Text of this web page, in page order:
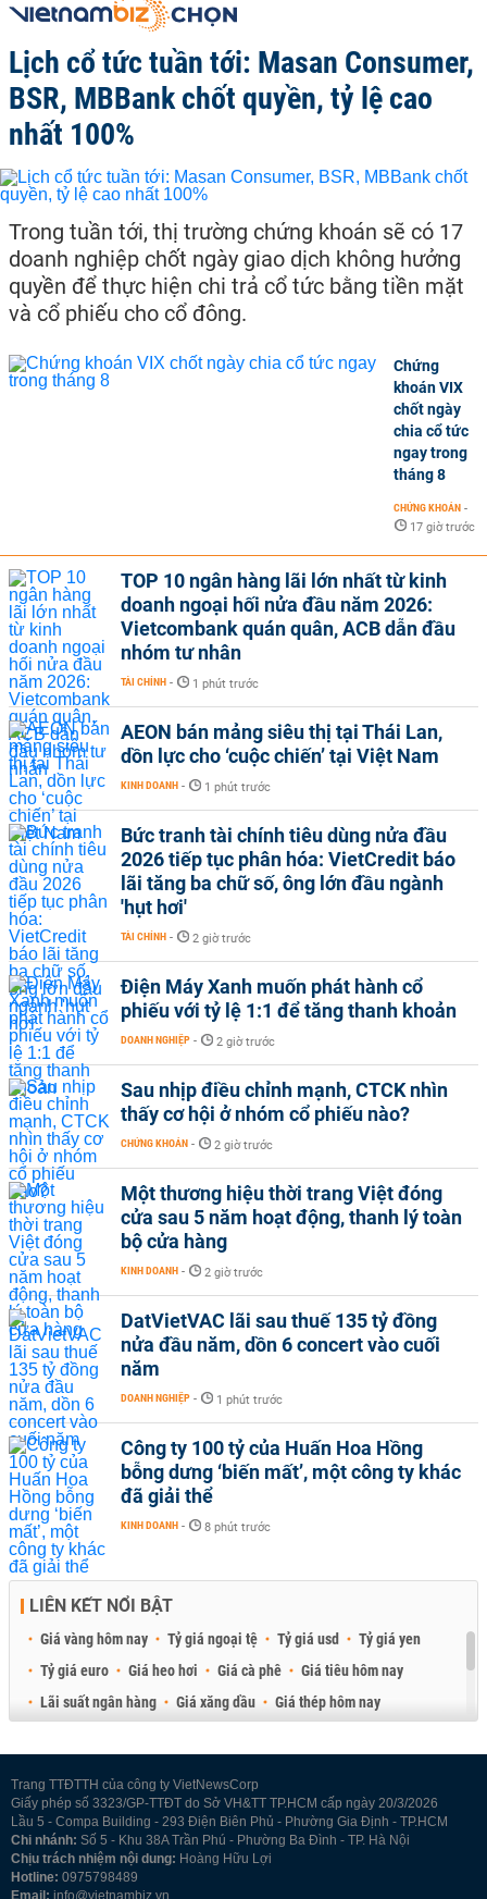
Lịch cổ tức tuần tới: Masan Consumer,
BSR, MBBank chốt quyền, tỷ lệ cao
nhất 100%
Trong tuần tới, thị trường chứng khoán sẽ có 17
doanh nghiệp chốt ngày giao dịch không hưởng
quyền để thực hiện chi trả cổ tức bằng tiền mặt
và cổ phiếu cho cổ đông.
Chứng
khoán VIX
chốt ngày
chia cổ tức
ngay trong
tháng 8
CHỨNG KHOÁN -
17 giờ trước
TOP 10 ngân hàng lãi lớn nhất từ kinh
doanh ngoại hối nửa đầu năm 2026:
Vietcombank quán quân, ACB dẫn đầu
nhóm tư nhân
TÀI CHÍNH - 1 phút trước
AEON bán mảng siêu thị tại Thái Lan,
dồn lực cho ‘cuộc chiến’ tại Việt Nam
KINH DOANH - 1 phút trước
Bức tranh tài chính tiêu dùng nửa đầu
2026 tiếp tục phân hóa: VietCredit báo
lãi tăng ba chữ số, ông lớn đầu ngành
'hụt hơi'
TÀI CHÍNH - 2 giờ trước
Điện Máy Xanh muốn phát hành cổ
phiếu với tỷ lệ 1:1 để tăng thanh khoản
DOANH NGHIỆP - 2 giờ trước
Sau nhịp điều chỉnh mạnh, CTCK nhìn
thấy cơ hội ở nhóm cổ phiếu nào?
CHỨNG KHOÁN - 2 giờ trước
Một thương hiệu thời trang Việt đóng
cửa sau 5 năm hoạt động, thanh lý toàn
bộ cửa hàng
KINH DOANH - 2 giờ trước
DatVietVAC lãi sau thuế 135 tỷ đồng
nửa đầu năm, dồn 6 concert vào cuối
năm
DOANH NGHIỆP - 1 phút trước
Công ty 100 tỷ của Huấn Hoa Hồng
bỗng dưng ‘biến mất’, một công ty khác
đã giải thể
KINH DOANH - 8 phút trước
LIÊN KẾT NỔI BẬT
Giá vàng hôm nay Tỷ giá ngoại tệ Tỷ giá usd
Tỷ giá yen
Tỷ giá euro
Giá heo hơi Giá cà phê
Giá tiêu hôm nay
Lãi suất ngân hàng
Giá xăng dầu
Giá thép hôm nay
Trang TTĐTTH của công ty VietNewsCorp
Giấy phép số 3323/GP-TTĐT do Sở VH&TT TP.HCM cấp ngày 20/3/2026
Lầu 5 - Compa Building - 293 Điện Biên Phủ - Phường Gia Định - TP.HCM
Chi nhánh: Số 5 - Khu 38A Trần Phú - Phường Ba Đình - TP. Hà Nội
Chịu trách nhiệm nội dung: Hoàng Hữu Lợi
Hotline: 0975798489
Email: info@vietnambiz.vn